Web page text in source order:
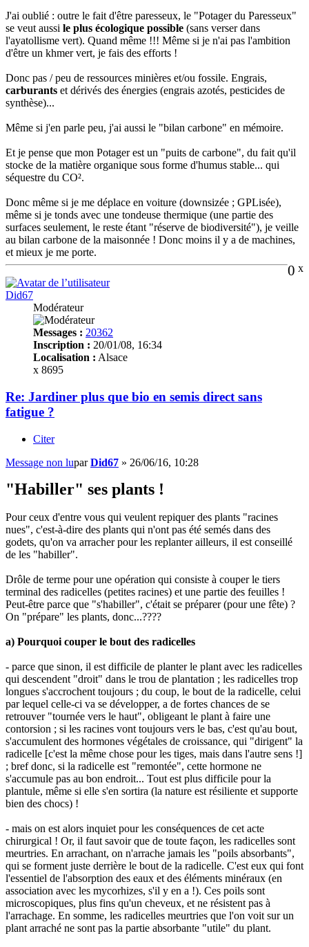
J'ai oublié : outre le fait d'être paresseux, le "Potager du Paresseux"
se veut aussi le plus écologique possible (sans verser dans
l'ayatollisme vert). Quand même !!! Même si je n'ai pas l'ambition
d'être un khmer vert, je fais des efforts !
Donc pas / peu de ressources minières et/ou fossile. Engrais,
carburants et dérivés des énergies (engrais azotés, pesticides de
synthèse)...
Même si j'en parle peu, j'ai aussi le "bilan carbone" en mémoire.
Et je pense que mon Potager est un "puits de carbone", du fait qu'il
stocke de la matière organique sous forme d'humus stable... qui
séquestre du CO².
Donc même si je me déplace en voiture (downsizée ; GPLisée),
même si je tonds avec une tondeuse thermique (une partie des
surfaces seulement, le reste étant "réserve de biodiversité"), je veille
au bilan carbone de la maisonnée ! Donc moins il y a de machines,
et mieux je me porte.
0 x
Did67
Modérateur
Messages : 20362
Inscription : 20/01/08, 16:34
Localisation : Alsace
x 8695
Re: Jardiner plus que bio en semis direct sans
fatigue ?
Citer
Message non luparDid67 » 26/06/16, 10:28
"Habiller" ses plants !
Pour ceux d'entre vous qui veulent repiquer des plants "racines
nues", c'est-à-dire des plants qui n'ont pas été semés dans des
godets, qu'on va arracher pour les replanter ailleurs, il est conseillé
de les "habiller".
Drôle de terme pour une opération qui consiste à couper le tiers
terminal des radicelles (petites racines) et une partie des feuilles !
Peut-être parce que "s'habiller", c'était se préparer (pour une fête) ?
On "prépare" les plants, donc...????
a) Pourquoi couper le bout des radicelles
- parce que sinon, il est difficile de planter le plant avec les radicelles
qui descendent "droit" dans le trou de plantation ; les radicelles trop
longues s'accrochent toujours ; du coup, le bout de la radicelle, celui
par lequel celle-ci va se développer, a de fortes chances de se
retrouver "tournée vers le haut", obligeant le plant à faire une
contorsion ; si les racines vont toujours vers le bas, c'est qu'au bout,
s'accumulent des hormones végétales de croissance, qui "dirigent" la
radicelle [c'est la même chose pour les tiges, mais dans l'autre sens !]
; bref donc, si la radicelle est "remontée", cette hormone ne
s'accumule pas au bon endroit... Tout est plus difficile pour la
plantule, même si elle s'en sortira (la nature est résiliente et supporte
bien des chocs) !
- mais on est alors inquiet pour les conséquences de cet acte
chirurgical ! Or, il faut savoir que de toute façon, les radicelles sont
meurtries. En arrachant, on n'arrache jamais les "poils absorbants",
qui se forment juste derrière le bout de la radicelle. C'est eux qui font
l'essentiel de l'absorption des eaux et des éléments minéraux (en
association avec les mycorhizes, s'il y en a !). Ces poils sont
microscopiques, plus fins qu'un cheveux, et ne résistent pas à
l'arrachage. En somme, les radicelles meurtries que l'on voit sur un
plant arraché ne sont pas la partie absorbante "utile" du plant.